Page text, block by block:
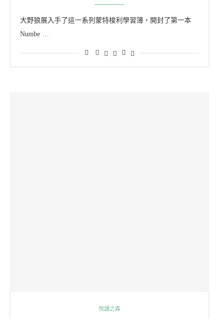
大野狼展入手了這一系列蒙特梭利學習簿，開封了第一本
Numbe …
悅讀之森